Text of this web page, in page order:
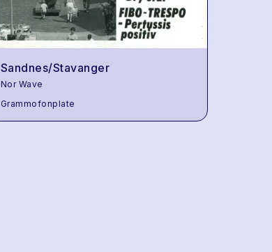
Sandnes/Stavanger
Nor Wave
Grammofonplate